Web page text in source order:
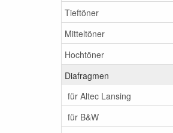
Tieftöner
Mitteltöner
Hochtöner
Diafragmen
für Altec Lansing
für B&W